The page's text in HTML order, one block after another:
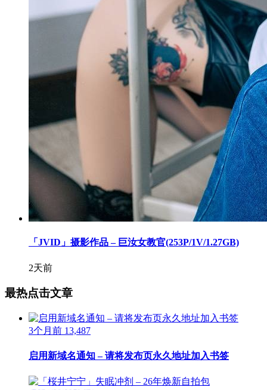
「JVID」摄影作品 – 巨汝女教官(253P/1V/1.27GB)
2天前
最热点击文章
3个月前 13,487
启用新域名通知 – 请将发布页永久地址加入书签